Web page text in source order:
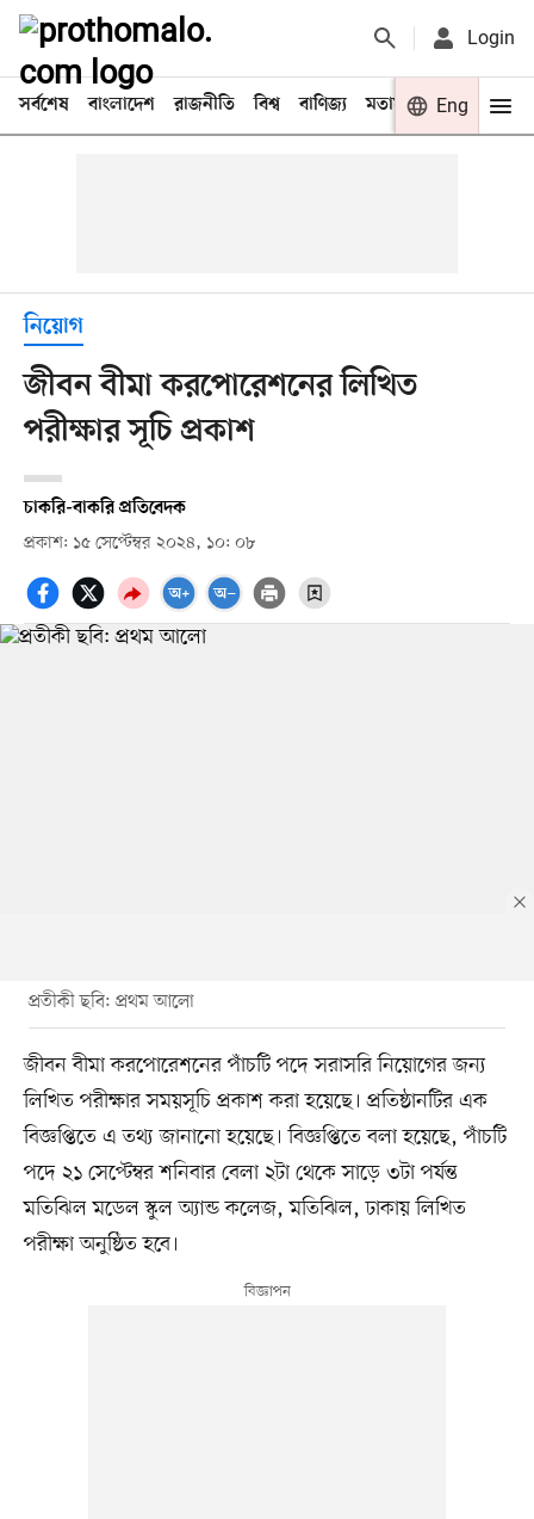
Login
সর্বশেষ বাংলাদেশ রাজনীতি বিশ্ব বাণিজ্য মতামত খেলা
Eng
নিয়োগ
জীবন বীমা করপোরেশনের লিখিত
পরীক্ষার সূচি প্রকাশ
চাকরি-বাকরি প্রতিবেদক
প্রকাশ: ১৫ সেপ্টেম্বর ২০২৪, ১০: ০৮
প্রতীকী ছবি: প্রথম আলো
জীবন বীমা করপোরেশনের পাঁচটি পদে সরাসরি নিয়োগের জন্য
লিখিত পরীক্ষার সময়সূচি প্রকাশ করা হয়েছে। প্রতিষ্ঠানটির এক
বিজ্ঞপ্তিতে এ তথ্য জানানো হয়েছে। বিজ্ঞপ্তিতে বলা হয়েছে, পাঁচটি
পদে ২১ সেপ্টেম্বর শনিবার বেলা ২টা থেকে সাড়ে ৩টা পর্যন্ত
মতিঝিল মডেল স্কুল অ্যান্ড কলেজ, মতিঝিল, ঢাকায় লিখিত
পরীক্ষা অনুষ্ঠিত হবে।